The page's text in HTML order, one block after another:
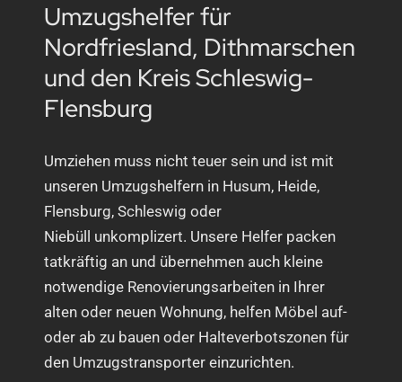
Umzugshelfer für
Nordfriesland, Dithmarschen
und den Kreis Schleswig-
Flensburg
Umziehen muss nicht teuer sein und ist mit
unseren Umzugshelfern in Husum, Heide,
Flensburg, Schleswig oder
Niebüll unkomplizert. Unsere Helfer packen
tatkräftig an und übernehmen auch kleine
notwendige Renovierungsarbeiten in Ihrer
alten oder neuen Wohnung, helfen Möbel auf-
oder ab zu bauen oder Halteverbotszonen für
den Umzugstransporter einzurichten.